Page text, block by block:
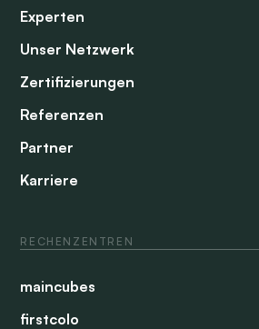
Experten
Unser Netzwerk
Zertifizierungen
Referenzen
Partner
Karriere
RECHENZENTREN
maincubes
firstcolo